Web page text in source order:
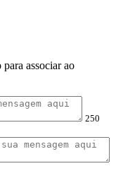
associar ao
250